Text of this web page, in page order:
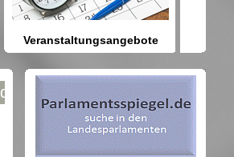
Veranstaltungsangebote
Sie Berlin und seine Angebote?
nach Gruppen--->hier drücken